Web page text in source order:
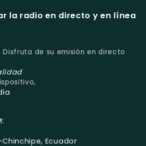
la radio en directo y en línea
de su emisión en directo
Ecuador